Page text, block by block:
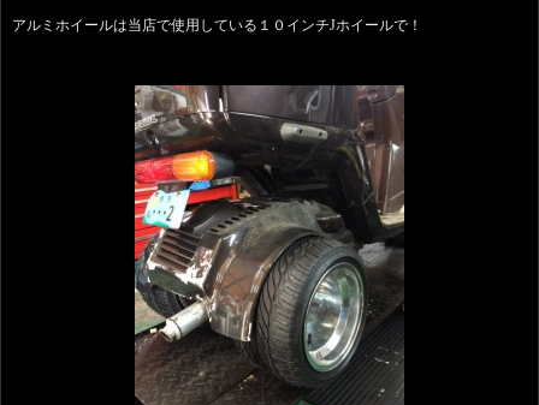
アルミホイールは当店で使用している１０インチJホイールで！